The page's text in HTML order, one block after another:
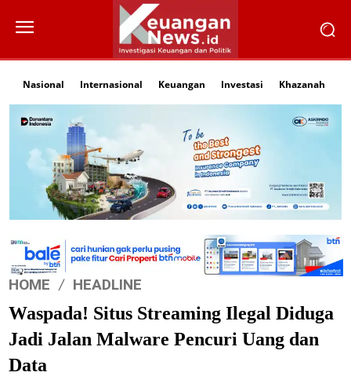
Nasional Internasional Keuangan Investasi Khazanah
HOME HEADLINE
Waspada! Situs Streaming Ilegal Diduga
Jadi Jalan Malware Pencuri Uang dan
Data